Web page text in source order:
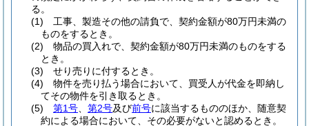
る。
(1)
工事、製造その他の請負で、契約金額が80万円未満の
ものをするとき。
(2)
物品の買入れで、契約金額が80万円未満のものをする
とき。
(3)
せり売りに付するとき。
(4)
物件を売り払う場合において、買受人が代金を即納し
てその物件を引き取るとき。
(5)
第1号 第2号及び前号に該当するもののほか、随意契
約による場合において、その必要がないと認めるとき。